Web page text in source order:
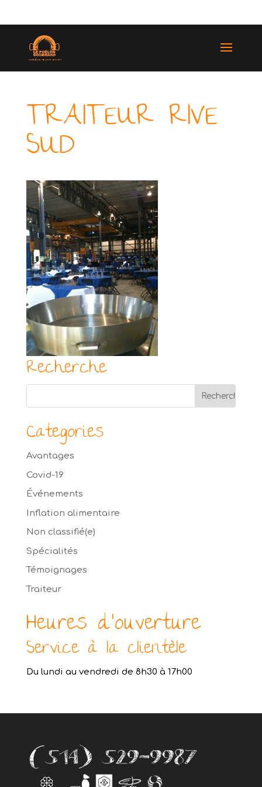
TRAITEUR RIVE
SUD
Recherche
Categories
Avantages
Covid-19
Événements
Inflation alimentaire
Non classifié(e)
Spécialités
Témoignages
Traiteur
Heures d’ouverture
Service à la clientèle
Du lundi au vendredi de 8h30 à 17h00